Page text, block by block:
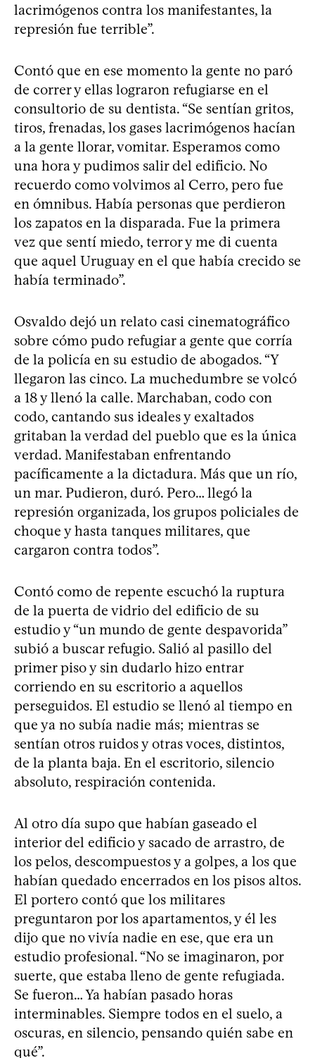
lacrimógenos contra los manifestantes, la
represión fue terrible”.
Contó que en ese momento la gente no paró
de correr y ellas lograron refugiarse en el
consultorio de su dentista. “Se sentían gritos,
tiros, frenadas, los gases lacrimógenos hacían
a la gente llorar, vomitar. Esperamos como
una hora y pudimos salir del edificio. No
recuerdo como volvimos al Cerro, pero fue
en ómnibus. Había personas que perdieron
los zapatos en la disparada. Fue la primera
vez que sentí miedo, terror y me di cuenta
que aquel Uruguay en el que había crecido se
había terminado”.
Osvaldo dejó un relato casi cinematográfico
sobre cómo pudo refugiar a gente que corría
de la policía en su estudio de abogados. “Y
llegaron las cinco. La muchedumbre se volcó
a 18 y llenó la calle. Marchaban, codo con
codo, cantando sus ideales y exaltados
gritaban la verdad del pueblo que es la única
verdad. Manifestaban enfrentando
pacíficamente a la dictadura. Más que un río,
un mar. Pudieron, duró. Pero… llegó la
represión organizada, los grupos policiales de
choque y hasta tanques militares, que
cargaron contra todos”.
Contó como de repente escuchó la ruptura
de la puerta de vidrio del edificio de su
estudio y “un mundo de gente despavorida”
subió a buscar refugio. Salió al pasillo del
primer piso y sin dudarlo hizo entrar
corriendo en su escritorio a aquellos
perseguidos. El estudio se llenó al tiempo en
que ya no subía nadie más; mientras se
sentían otros ruidos y otras voces, distintos,
de la planta baja. En el escritorio, silencio
absoluto, respiración contenida.
Al otro día supo que habían gaseado el
interior del edificio y sacado de arrastro, de
los pelos, descompuestos y a golpes, a los que
habían quedado encerrados en los pisos altos.
El portero contó que los militares
preguntaron por los apartamentos, y él les
dijo que no vivía nadie en ese, que era un
estudio profesional. “No se imaginaron, por
suerte, que estaba lleno de gente refugiada.
Se fueron… Ya habían pasado horas
interminables. Siempre todos en el suelo, a
oscuras, en silencio, pensando quién sabe en
qué”.